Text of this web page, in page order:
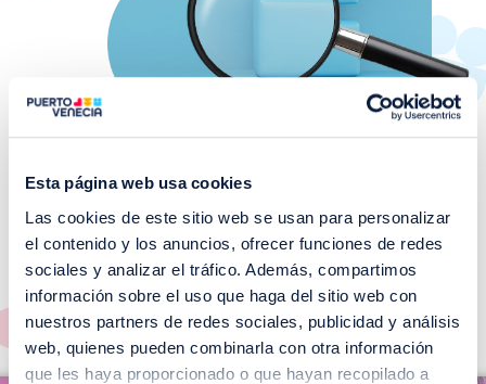
Esta página web usa cookies
Las cookies de este sitio web se usan para personalizar
el contenido y los anuncios, ofrecer funciones de redes
sociales y analizar el tráfico. Además, compartimos
información sobre el uso que haga del sitio web con
nuestros partners de redes sociales, publicidad y análisis
web, quienes pueden combinarla con otra información
que les haya proporcionado o que hayan recopilado a
¡No te pierdas nuestros
EVENTOS!
Ver todos >